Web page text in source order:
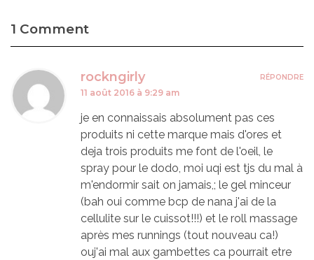
1 Comment
rockngirly
11 août 2016 à 9:29 am
je en connaissais absolument pas ces
produits ni cette marque mais d'ores et
deja trois produits me font de l'oeil, le
spray pour le dodo, moi uqi est tjs du mal à
m'endormir sait on jamais,; le gel minceur
(bah oui comme bcp de nana j'ai de la
cellulite sur le cuissot!!!) et le roll massage
après mes runnings (tout nouveau ca!)
ouj'ai mal aux gambettes ca pourrait etre
RÉPONDRE